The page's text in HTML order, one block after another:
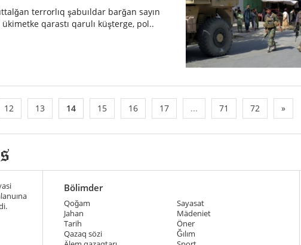
terrorlıq şabuıldar barğan sayın
qarastı qarulı küşterge, pol..
12 13 14 15 16 17 ... 71 72 »
Bölimder
Qoğam
Jahan
Tarih
Qazaq sözi
Sayasat
Mädeniet
Öner
Ğılım